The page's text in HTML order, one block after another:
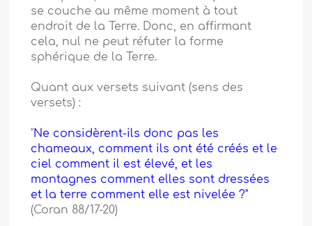
se couche au même moment à tout
endroit de la Terre. Donc, en affirmant
cela, nul ne peut réfuter la forme
sphérique de la Terre.
Quant aux versets suivant (sens des
versets) :
"Ne considèrent-ils donc pas les
chameaux, comment ils ont été créés et le
ciel comment il est élevé, et les
montagnes comment elles sont dressées
et la terre comment elle est nivelée ?"
(Coran 88/17-20)